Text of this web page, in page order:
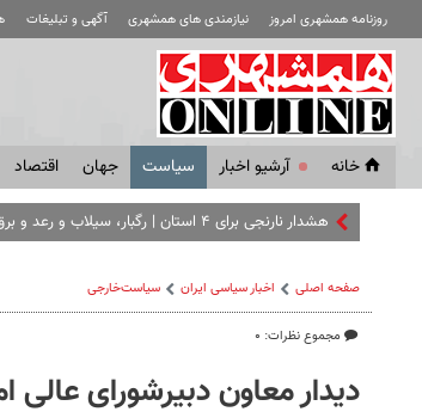
روزنامه همشهری امروز نیازمندی های همشهری آگهی و تبلیغات
خانه آرشیو اخبار سياست جهان اقتصاد
هشدار نارنجی برای ۴ استان | رگبار، سیلاب و رعد و برق در شمال | تهران تا ۳۸ درجه گرم می‌ شود
صفحه اصلی اخبار سیاسی ایران سیاست‌خارجی
مجموع نظرات: ۰
دیدار معاون دبیرشورای